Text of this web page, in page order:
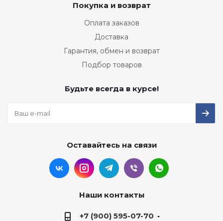
Покупка и возврат
Оплата заказов
Доставка
Гарантия, обмен и возврат
Подбор товаров
Будьте всегда в курсе!
Оставайтесь на связи
Наши контакты
+7 (900) 595-07-70